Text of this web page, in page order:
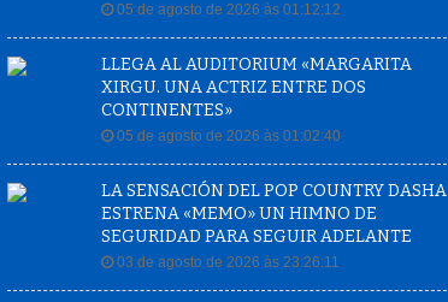
05 de agosto de 2026 às 01:12:12
LLEGA AL AUDITORIUM «MARGARITA
XIRGU. UNA ACTRIZ ENTRE DOS
CONTINENTES»
05 de agosto de 2026 às 01:02:40
LA SENSACIÓN DEL POP COUNTRY DASHA
ESTRENA «MEMO» UN HIMNO DE
SEGURIDAD PARA SEGUIR ADELANTE
03 de agosto de 2026 às 23:26:11